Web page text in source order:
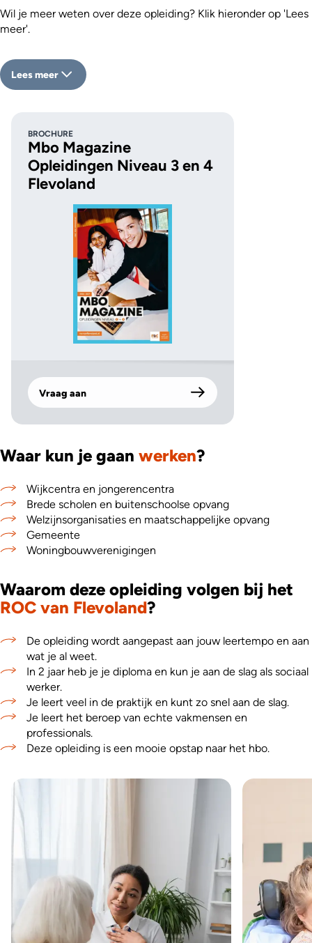
Wil je meer weten over deze opleiding? Klik hieronder op 'Lees
meer'.
Lees meer
BROCHURE
Mbo Magazine
Opleidingen Niveau 3 en 4
Flevoland
Vraag aan
Waar kun je gaan werken?
Wijkcentra en jongerencentra
Brede scholen en buitenschoolse opvang
Welzijnsorganisaties en maatschappelijke opvang
Gemeente
Woningbouwverenigingen
Waarom deze opleiding volgen bij het
ROC van Flevoland?
De opleiding wordt aangepast aan jouw leertempo en aan
wat je al weet.
In 2 jaar heb je je diploma en kun je aan de slag als sociaal
werker.
Je leert veel in de praktijk en kunt zo snel aan de slag.
Je leert het beroep van echte vakmensen en
professionals.
Deze opleiding is een mooie opstap naar het hbo.